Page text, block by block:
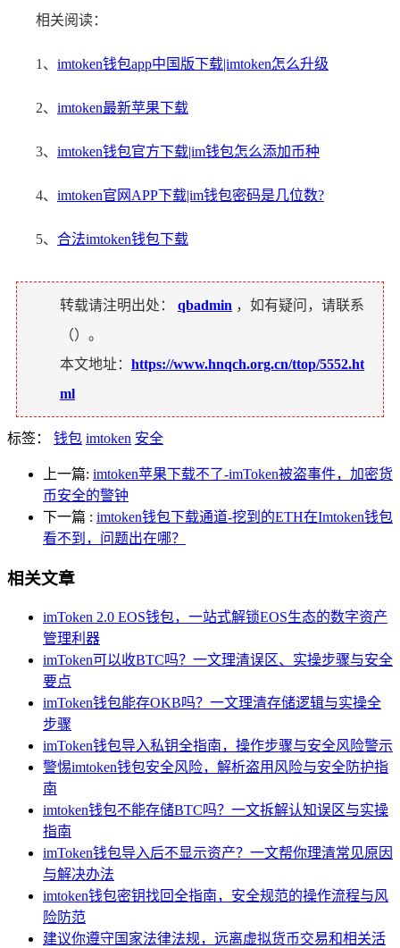
相关阅读：
1、 imtoken钱包app中国版下载|imtoken怎么升级
2、 imtoken最新苹果下载
3、 imtoken钱包官方下载|im钱包怎么添加币种
4、 imtoken官网APP下载|im钱包密码是几位数?
5、 合法imtoken钱包下载
转载请注明出处： qbadmin ，如有疑问，请联系
（）。
本文地址： https://www.hnqch.org.cn/ttop/5552.ht
ml
标签： 钱包 imtoken 安全
上一篇: imtoken苹果下载不了-imToken被盗事件，加密货
币安全的警钟
下一篇 : imtoken钱包下载通道-挖到的ETH在Imtoken钱包
看不到，问题出在哪？
相关文章
imToken 2.0 EOS钱包，一站式解锁EOS生态的数字资产
管理利器
imToken可以收BTC吗？一文理清误区、实操步骤与安全
要点
imToken钱包能存OKB吗？一文理清存储逻辑与实操全
步骤
imToken钱包导入私钥全指南，操作步骤与安全风险警示
警惕imtoken钱包安全风险，解析盗用风险与安全防护指
南
imtoken钱包不能存储BTC吗？一文拆解认知误区与实操
指南
imToken钱包导入后不显示资产？一文帮你理清常见原因
与解决办法
imtoken钱包密钥找回全指南，安全规范的操作流程与风
险防范
建议你遵守国家法律法规，远离虚拟货币交易和相关活